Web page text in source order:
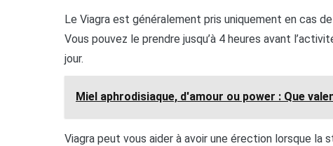
Le Viagra est généralement pris uniquement en cas
Vous pouvez le prendre jusqu’à 4 heures avant
jour.
Miel aphrodisiaque, d'amour ou power : Que
Viagra peut vous aider à avoir une érection lorsque la